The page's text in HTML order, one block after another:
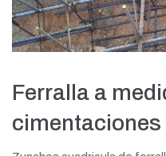
Ferralla a